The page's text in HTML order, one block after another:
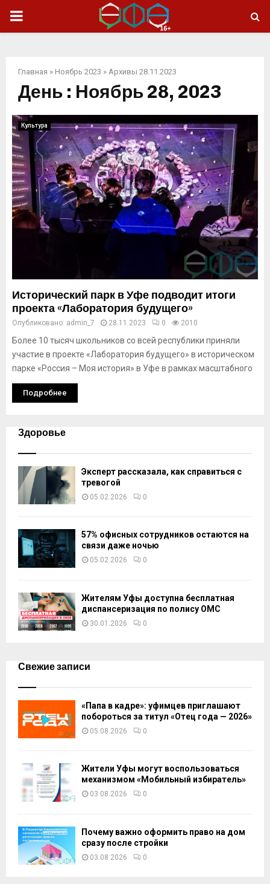
ОСНОВНОЕ
Главная » Ноябрь 2023 » Архивы 28.11.2023
День : Ноябрь 28, 2023
Культура
Исторический парк в Уфе подводит итоги
проекта «Лаборатория будущего»
Опубликовано: admin_7 28.11.2023 0 2010
Более 10 тысяч школьников со всей республики приняли
участие в проекте «Лаборатория будущего» в историческом
парке «Россия – Моя история» в Уфе в рамках масштабного
Подробнее
Здоровье
Эксперт рассказала, как справиться с
тревогой
05.02.2026 0
57% офисных сотрудников остаются на
связи даже ночью
05.02.2026 0
Жителям Уфы доступна бесплатная
диспансеризация по полису ОМС
30.01.2026 0
Свежие записи
«Папа в кадре»: уфимцев приглашают
побороться за титул «Отец года — 2026»
05.08.2026 0
Жители Уфы могут воспользоваться
механизмом «Мобильный избиратель»
03.08.2026 0
Почему важно оформить право на дом
сразу после стройки
03.08.2026 0